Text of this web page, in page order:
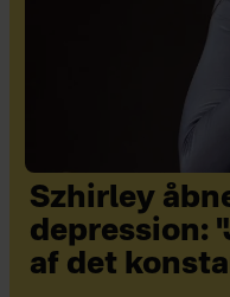
Szhirley
depression:
af det